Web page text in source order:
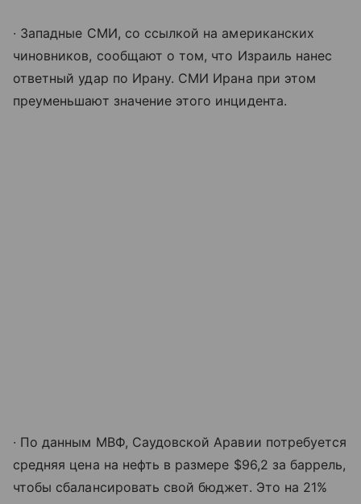
∙ Западные СМИ, со ссылкой на американских
чиновников, сообщают о том, что Израиль нанес
ответный удар по Ирану. СМИ Ирана при этом
преуменьшают значение этого инцидента.
∙ По данным МВФ, Саудовской Аравии потребуется
средняя цена на нефть в размере $96,2 за баррель,
чтобы сбалансировать свой бюджет. Это на 21%